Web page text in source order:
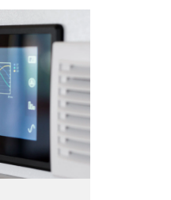
críticas